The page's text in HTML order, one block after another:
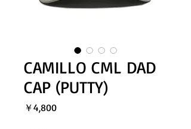
CAMILLO CML DAD
CAP (PUTTY)
￥4,800価